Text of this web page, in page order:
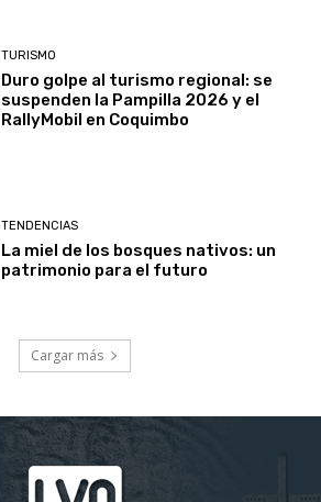
TURISMO
Duro golpe al turismo regional: se
suspenden la Pampilla 2026 y el
RallyMobil en Coquimbo
TENDENCIAS
La miel de los bosques nativos: un
patrimonio para el futuro
Cargar más